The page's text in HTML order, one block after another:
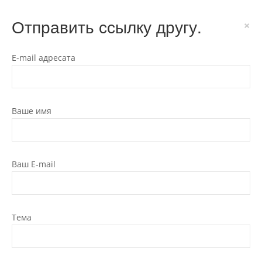
Отправить ссылку другу. ×
E-mail адресата
Ваше имя
Ваш E-mail
Тема